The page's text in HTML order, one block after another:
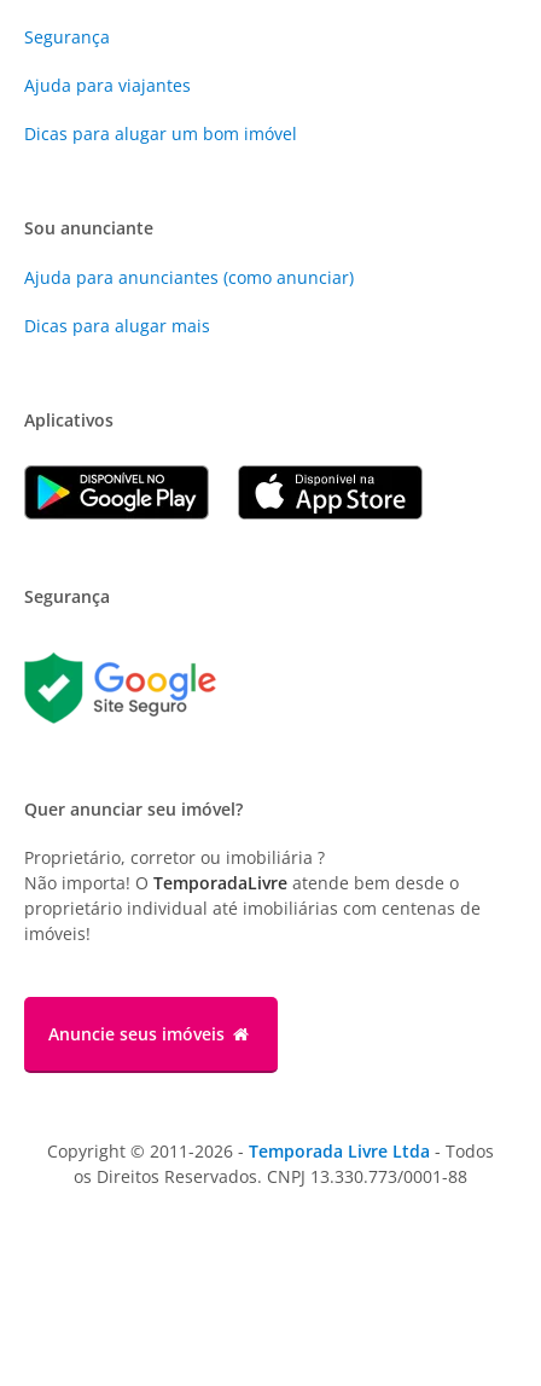
Segurança
Ajuda para viajantes
Dicas para alugar um bom imóvel
Sou anunciante
Ajuda para anunciantes (como anunciar)
Dicas para alugar mais
Aplicativos
Segurança
Quer anunciar seu imóvel?
Proprietário, corretor ou imobiliária ?
Não importa! O TemporadaLivre atende bem desde o
proprietário individual até imobiliárias com centenas de
imóveis!
Anuncie seus imóveis
Copyright © 2011-2026 - Temporada Livre Ltda - Todos
os Direitos Reservados. CNPJ 13.330.773/0001-88